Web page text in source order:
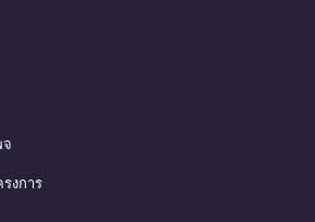
จ
งการ